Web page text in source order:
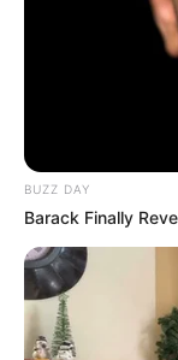
Tropiques-FM :
Turfomania : 5 –
ZEturf.fr : 6 – 10
Découvrez
BUZZ DAY
Barack Finally